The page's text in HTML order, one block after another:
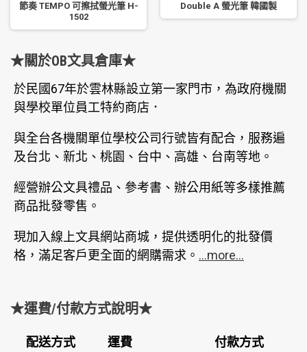
節奏 TEMPO 可擦拭螢光筆 H-
1502
Double A 螢光筆 韓國製
★關於OB文具倉庫★
於民國67年於雲林縣設立第一家門市，為政府機關
與學校單位員工特約商店．
與全台各機關單位學校公司行號皆有配合，服務遍
及台北、新北、桃園、台中、高雄、台南等地。
經營辦公文具禮品、參考書、辦公用紙等多樣推薦
商品批發零售。
現加入線上文具網站商城，提供透明化的批發價
格，滿足客戶更全面的網購需求。 ...more...
★運費/付款方式說明★
配送方式 運費 付款方式